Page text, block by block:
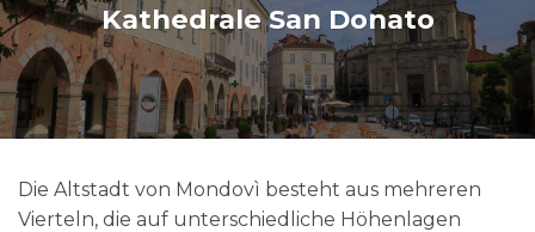
Kathedrale San Donato
Die Altstadt von Mondovì besteht aus mehreren
Vierteln, die auf unterschiedliche Höhenlagen